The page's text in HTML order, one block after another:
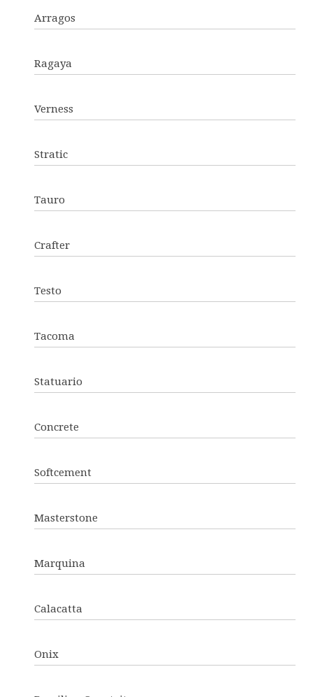
Arragos
Ragaya
Verness
Stratic
Tauro
Crafter
Testo
Tacoma
Statuario
Concrete
Softcement
Masterstone
Marquina
Calacatta
Onix